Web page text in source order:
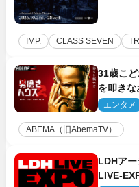
IMP. CLASS SEVEN
31歳こ
を叩き
ーチ陣発
エンタメ
ABEMA（旧AbemaTV）
LDHア